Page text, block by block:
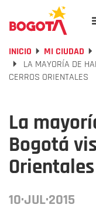
INICIO MI CIUDAD
LA MAYORÍA DE
CERROS ORIENTALES
La
Bogotá
Orientales
10·JUL·2015